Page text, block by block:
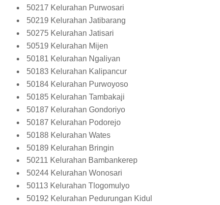
50217 Kelurahan Purwosari
50219 Kelurahan Jatibarang
50275 Kelurahan Jatisari
50519 Kelurahan Mijen
50181 Kelurahan Ngaliyan
50183 Kelurahan Kalipancur
50184 Kelurahan Purwoyoso
50185 Kelurahan Tambakaji
50187 Kelurahan Gondoriyo
50187 Kelurahan Podorejo
50188 Kelurahan Wates
50189 Kelurahan Bringin
50211 Kelurahan Bambankerep
50244 Kelurahan Wonosari
50113 Kelurahan Tlogomulyo
50192 Kelurahan Pedurungan Kidul